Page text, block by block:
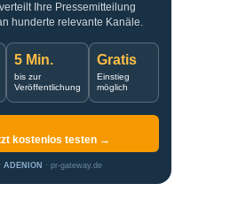
Ihre Pressemitteilung
hunderte relevante Kanäle.
5 Min.
bis zur
Veröffentlichung
Gratis
Einstieg
möglich
kostenlos testen →
ADENION · pr-gateway.de